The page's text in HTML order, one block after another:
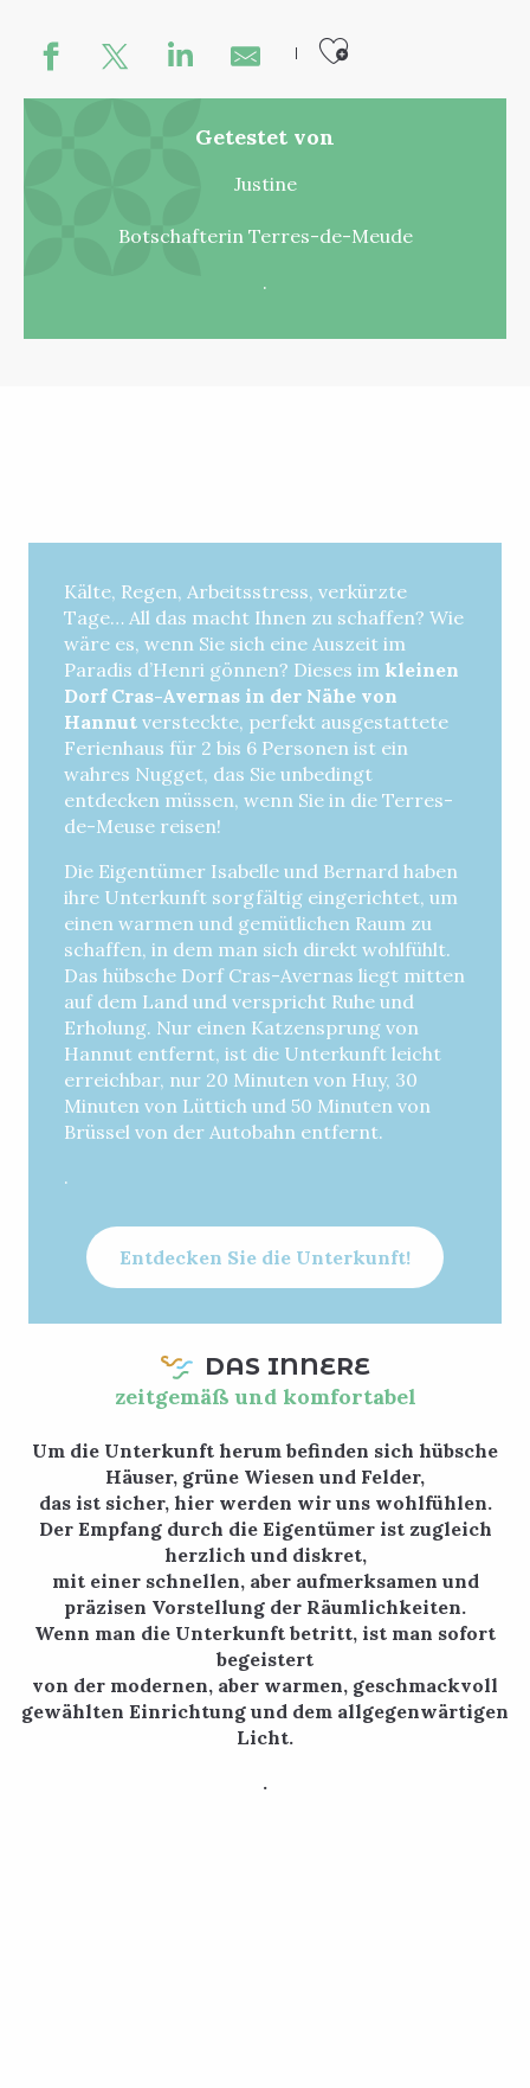
Ajouter
Getestet von
Justine
Botschafterin Terres-de-Meude
.
Kälte, Regen, Arbeitsstress, verkürzte
Tage… All das macht Ihnen zu schaffen? Wie
wäre es, wenn Sie sich eine Auszeit im
Paradis d’Henri gönnen? Dieses im kleinen
Dorf Cras-Avernas in der Nähe von
Hannut versteckte, perfekt ausgestattete
Ferienhaus für 2 bis 6 Personen ist ein
wahres Nugget, das Sie unbedingt
entdecken müssen, wenn Sie in die Terres-
de-Meuse reisen!
Die Eigentümer Isabelle und Bernard haben
ihre Unterkunft sorgfältig eingerichtet, um
einen warmen und gemütlichen Raum zu
schaffen, in dem man sich direkt wohlfühlt.
Das hübsche Dorf Cras-Avernas liegt mitten
auf dem Land und verspricht Ruhe und
Erholung. Nur einen Katzensprung von
Hannut entfernt, ist die Unterkunft leicht
erreichbar, nur 20 Minuten von Huy, 30
Minuten von Lüttich und 50 Minuten von
Brüssel von der Autobahn entfernt.
.
Entdecken Sie die Unterkunft!
DAS INNERE
zeitgemäß und komfortabel
Um die Unterkunft herum befinden sich hübsche
Häuser, grüne Wiesen und Felder,
das ist sicher, hier werden wir uns wohlfühlen.
Der Empfang durch die Eigentümer ist zugleich
herzlich und diskret,
mit einer schnellen, aber aufmerksamen und
präzisen Vorstellung der Räumlichkeiten.
Wenn man die Unterkunft betritt, ist man sofort
begeistert
von der modernen, aber warmen, geschmackvoll
gewählten Einrichtung und dem allgegenwärtigen
Licht.
.